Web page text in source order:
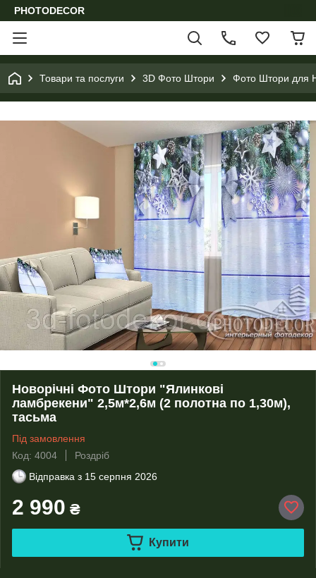
PHOTODECOR
Товари та послуги 3D Фото Штори Фото Штори для
Новорічні Фото Штори "Ялинкові
ламбрекени" 2,5м*2,6м (2 полотна по 1,30м),
тасьма
Під замовлення
Код: 4004
Роздріб
Відправка з 15 серпня 2026
2 990 ₴
Купити